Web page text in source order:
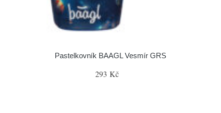
Pastelkovník BAAGL Vesmír GRS
293 Kč